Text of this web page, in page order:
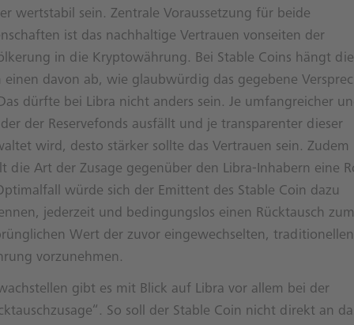
wertstabil sein. Zentrale Voraussetzung für beide
ist das nachhaltige Vertrauen vonseiten der
in die Kryptowährung. Bei Stable Coins hängt
einen davon ab, wie glaubwürdig das gegebene
dürfte bei Libra nicht anders sein. Je umfangreicher
der Reservefonds ausfällt und je transparenter dieser
wird, desto stärker sollte das Vertrauen sein. Zudem
die Art der Zusage gegenüber den Libra-Inhabern eine
würde sich der Emittent des Stable Coin dazu
jederzeit und bedingungslos einen Rücktausch zum
Wert der zuvor eingewechselten, traditionellen
vorzunehmen.
gibt es mit Blick auf Libra vor allem bei der
So soll der Stable Coin nicht direkt an